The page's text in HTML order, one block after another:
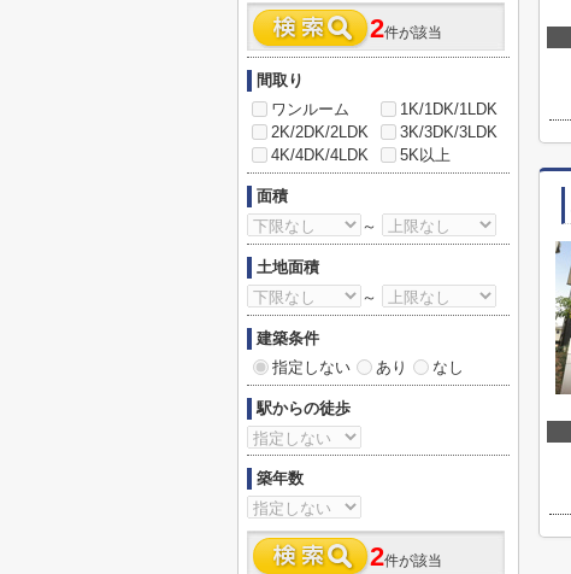
2件が該当
間取り
ワンルーム
1K/1DK/1LDK
2K/2DK/2LDK
3K/3DK/3LDK
4K/4DK/4LDK
5K以上
面積
～
土地面積
～
建築条件
指定しない
あり なし
駅からの徒歩
築年数
2件が該当